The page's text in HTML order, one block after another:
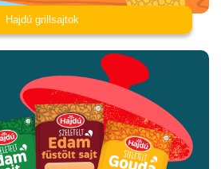
Hajdú grillsajtok